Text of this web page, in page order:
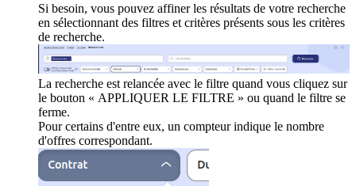
Si besoin, vous pouvez affiner les résultats de votre recherche
en sélectionnant des filtres et critères présents sous les critères
de recherche.
La recherche est relancée avec le filtre quand vous cliquez sur
le bouton « APPLIQUER LE FILTRE » ou quand le filtre se
ferme.
Pour certains d'entre eux, un compteur indique le nombre
d'offres correspondant.